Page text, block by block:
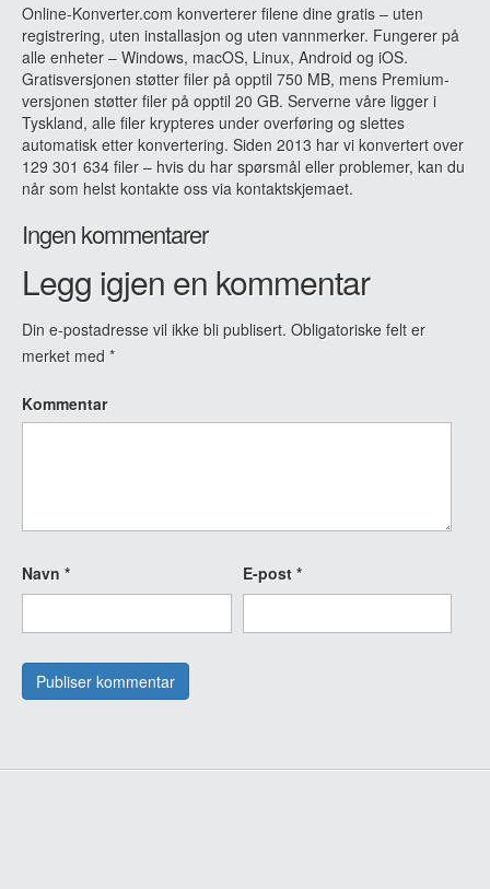
Online-Konverter.com konverterer filene dine gratis – uten
registrering, uten installasjon og uten vannmerker. Fungerer på
alle enheter – Windows, macOS, Linux, Android og iOS.
Gratisversjonen støtter filer på opptil 750 MB, mens Premium-
versjonen støtter filer på opptil 20 GB. Serverne våre ligger i
Tyskland, alle filer krypteres under overføring og slettes
automatisk etter konvertering. Siden 2013 har vi konvertert over
129 301 634 filer – hvis du har spørsmål eller problemer, kan du
når som helst kontakte oss via kontaktskjemaet.
Ingen kommentarer
Legg igjen en kommentar
Din e-postadresse vil ikke bli publisert. Obligatoriske felt er
merket med *
Kommentar
Navn * E-post *